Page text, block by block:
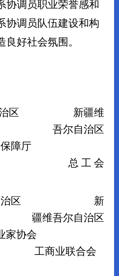
协调员职业荣誉感和
协调员队伍建设和构
好社会氛围。
区
新疆维
吾尔自治区
障厅
总 工 会
区
新
疆维吾尔自治区
业家协会
工商业联合会